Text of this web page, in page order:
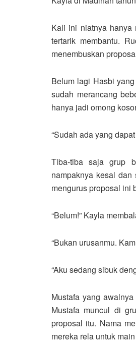
Kali ini niatnya hanya
tertarik membantu.
menembuskan
Belum lagi Hasbi
sudah merancang
hanya jadi omong
“Sudah ada yang
Tiba-tiba saja grup
nampaknya kesal
mengurus proposal ini
“Belum!” Kayla
“Bukan urusanmu.
“Aku sedang sibuk
Mustafa yang
Mustafa muncul di
proposal itu. Nama
mereka rela untuk